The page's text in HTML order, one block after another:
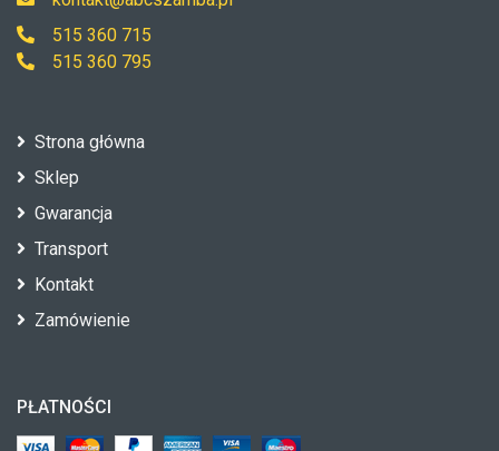
515 360 715
515 360 795
Strona główna
Sklep
Gwarancja
Transport
Kontakt
Zamówienie
PŁATNOŚCI